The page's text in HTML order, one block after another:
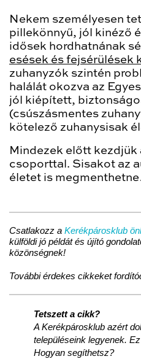
Nekem személyesen
pillekönnyű, jól kinéző
idősek hordhatnának
esések és fejsérülések
zuhanyzók szintén
halálát okozva az
jól kiépített,
(csúszásmentes
kötelező zuhanysisak
Mindezek előtt
csoporttal. Sisakot az
életet is
Csatlakozz a Kerékpárosklub
külföldi jó példát és újító
közönségnek!
További érdekes cikkeket
Tetszett a cikk?
A Kerékpárosklub azért
településeink legyenek.
Hogyan segíthetsz?